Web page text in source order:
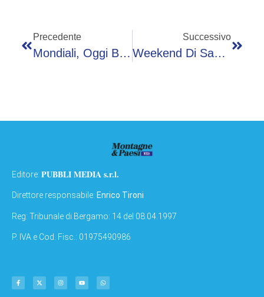
Precedente
Mondiali, Oggi Belgio-Iran – Diretta
Successivo
Weekend Di Sangue Sulle Strade Italiane: Giovani Vittime A Senago, Jesolo, Savona E Forte Dei Marmi
Editore: PUBBLI MEDIA s.r.l.
Direttore responsabile: Enrico Tironi
Reg: Tribunale di Bergamo: 14 del 08.04.1997
P. IVA e Cod. Fisc.: 01975490986